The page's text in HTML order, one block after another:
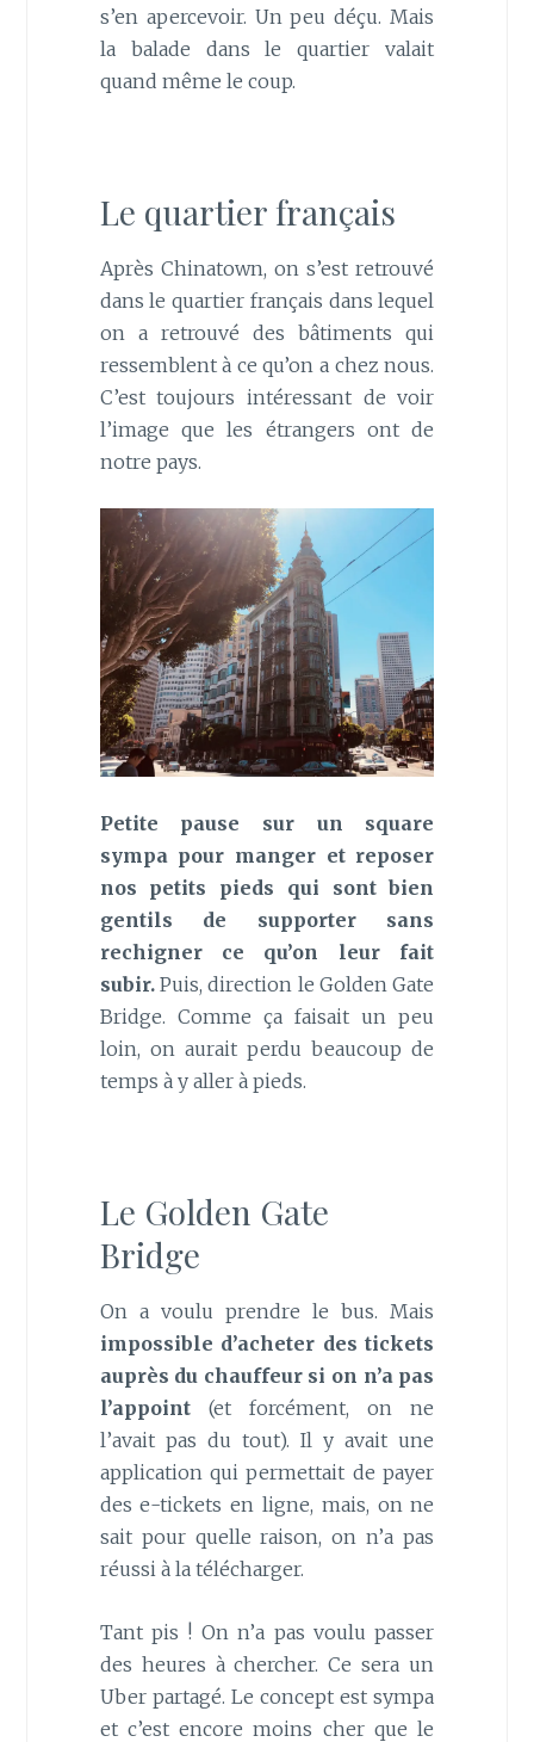
s’en apercevoir. Un peu déçu. Mais
la balade dans le quartier valait
quand même le coup.
Le quartier français
Après Chinatown, on s’est retrouvé
dans le quartier français dans lequel
on a retrouvé des bâtiments qui
ressemblent à ce qu’on a chez nous.
C’est toujours intéressant de voir
l’image que les étrangers ont de
notre pays.
Petite pause sur un square
sympa pour manger et reposer
nos petits pieds qui sont bien
gentils de supporter sans
rechigner ce qu’on leur fait
subir.Puis, direction le Golden Gate
Bridge. Comme ça faisait un peu
loin, on aurait perdu beaucoup de
temps à y aller à pieds.
Le Golden Gate
Bridge
On a voulu prendre le bus. Mais
impossible d’acheter des tickets
auprès du chauffeur si on n’a pas
l’appoint(et forcément, on ne
l’avait pas du tout). Il y avait une
application qui permettait de payer
des e-tickets en ligne, mais, on ne
sait pour quelle raison, on n’a pas
réussi à la télécharger.
Tant pis ! On n’a pas voulu passer
des heures à chercher. Ce sera un
Uber partagé. Le concept est sympa
et c’est encore moins cher que le